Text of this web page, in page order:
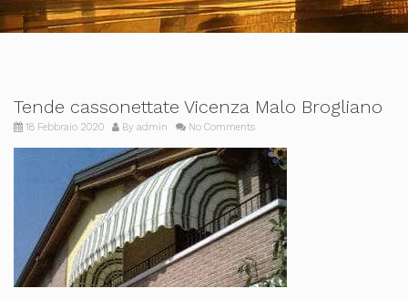
Tende cassonettate Vicenza Malo Brogliano
18 Febbraio 2020 By admin No Comments